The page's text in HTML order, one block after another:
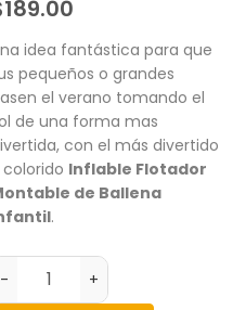
189.00
idea fantástica para que
pequeños o grandes
el verano tomando el
de una forma mas
con el más divertido
Inflable Flotador
de Ballena
.
- +